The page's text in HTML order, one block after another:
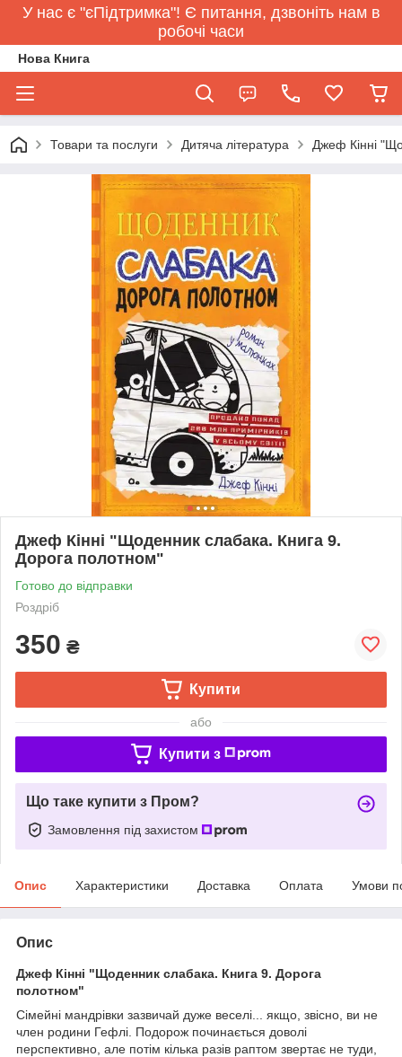
У нас є "єПідтримка"! Є питання, дзвоніть нам в
робочі часи
Нова Книга
Товари та послуги Дитяча література Джеф Кінні
Джеф Кінні "Щоденник слабака. Книга 9.
Дорога полотном"
Готово до відправки
Роздріб
350 ₴
Купити
або
Купити з
Що таке купити з Пром?
Замовлення під захистом
Опис Характеристики Доставка Оплата Умови
Опис
Джеф Кінні "Щоденник слабака. Книга 9. Дорога
полотном"
Сімейні мандрівки зазвичай дуже веселі... якщо, звісно, ви не
член родини Гефлі. Подорож починається доволі
перспективно, але потім кілька разів раптом звертає не туди,